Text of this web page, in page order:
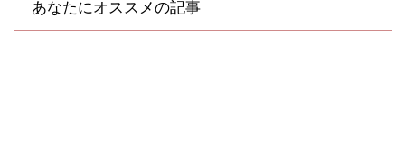
あなたにオススメの記事